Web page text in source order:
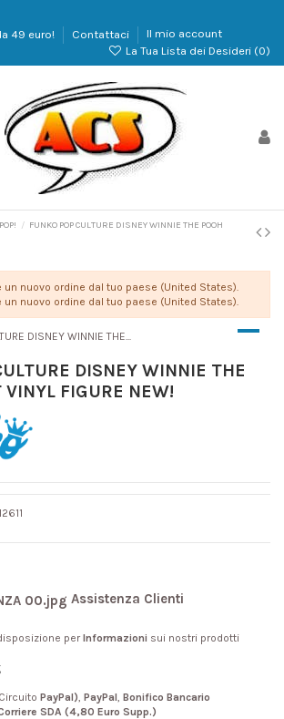
49 euro! Contattaci
Il mio account
La Tua Lista dei Desideri (0)
POP!
FUNKO POP CULTURE DISNEY WINNIE THE POOH
un nuovo ordine dal tuo paese (United States).
un nuovo ordine dal tuo paese (United States).
DISNEY WINNIE THE
VINYL FIGURE NEW!
Assistenza Clienti
perInformazioni sui nostri prodotti
PayPal) PayPal Bonifico Bancario
SDA (4,80 Euro Supp.)